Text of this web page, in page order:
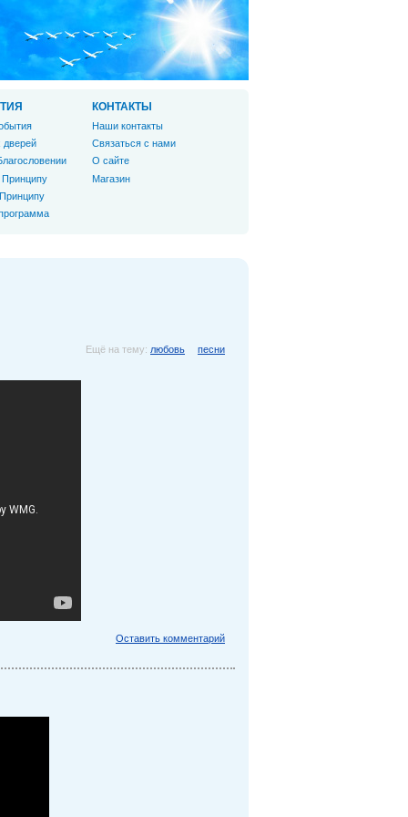
Ещё на тему: любовь песни
Оставить комментарий
дверей
КОНТАКТЫ
Наши контакты
Связаться с нами
О сайте
Магазин